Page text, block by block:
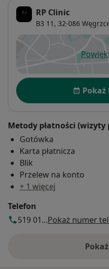
RP Clinic
B3 11, 32-086
Dostępność
Metody płatności
Gotówka
Karta płatnicza
Blik
Przelew na konto
+ 1 więcej
Telefon
519 01...Pokaż numer